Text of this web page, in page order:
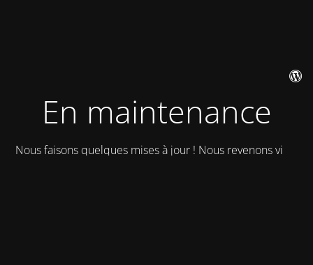
En maintenance
Nous faisons quelques mises à jour ! Nous revenons vite !